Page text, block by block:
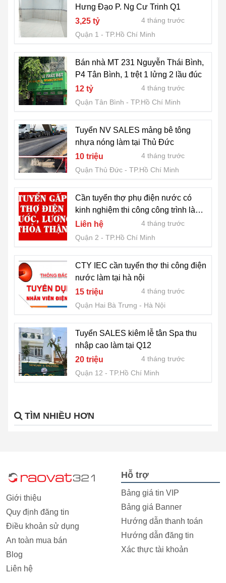
Hưng Đạo P. Ng Cư Trinh Q1
3,25 tỷ
4 tháng trước
Quận 1
TP.Hồ Chí Minh
Bán nhà MT 231 Nguyễn Thái Bình,
P4 Tân Bình, 1 trệt 1 lửng 2 lầu đúc
12 tỷ
4 tháng trước
Quận Tân Bình
TP.Hồ Chí Minh
Tuyển NV SALES mảng bê tông
nhựa nóng làm tại Thủ Đức
10 triệu
4 tháng trước
Quận Thủ Đức
TP.Hồ Chí Minh
Cần tuyển thợ phụ điện nước có
kinh nghiệm thi công công trình làm
Q2
Liên hệ
4 tháng trước
Quận 2
TP.Hồ Chí Minh
CTY IEC cần tuyển thợ thi công điện
nước làm tại hà nội
15 triệu
4 tháng trước
Quận Hai Bà Trưng
Hà Nội
Tuyển SALES kiêm lễ tân Spa thu
nhập cao làm tại Q12
20 triệu
4 tháng trước
Quận 12
TP.Hồ Chí Minh
TÌM NHIỀU HƠN
Giới thiệu
Quy định đăng tin
Điều khoản sử dụng
An toàn mua bán
Blog
Liên hệ
Hỗ trợ
Bảng giá tin VIP
Bảng giá Banner
Hướng dẫn thanh toán
Hướng dẫn đăng tin
Xác thực tài khoản